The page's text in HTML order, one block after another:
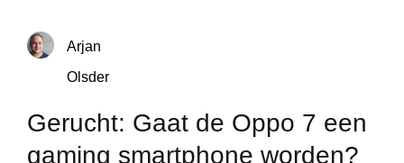
Arjan
Olsder
Gerucht: Gaat de Oppo 7 een
gaming smartphone worden?